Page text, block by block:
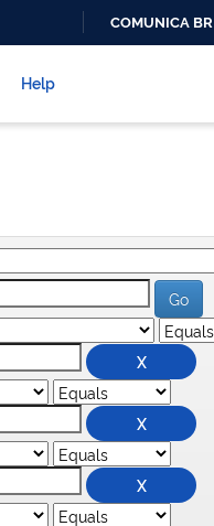
COMUNICA BR
Help